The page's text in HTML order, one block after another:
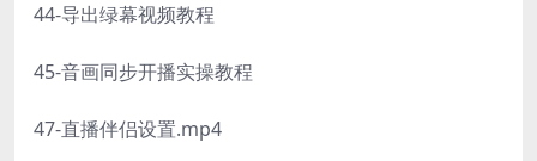
44-导出绿幕视频教程
45-音画同步开播实操教程
47-直播伴侣设置.mp4